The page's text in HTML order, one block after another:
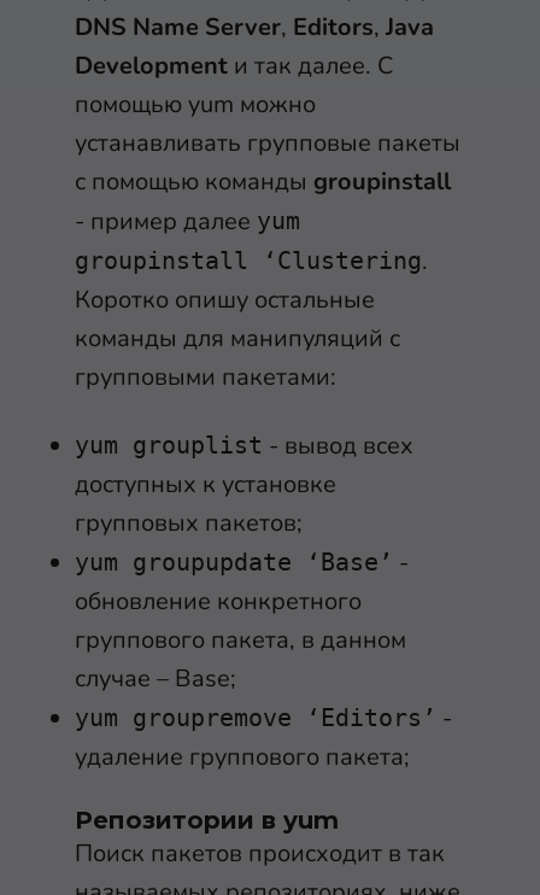
DNS Name Server, Editors, Java
Development и так далее. С
помощью yum можно
устанавливать групповые пакеты
с помощью команды groupinstall
- пример далее yum
groupinstall ‘Clustering.
Коротко опишу остальные
команды для манипуляций с
групповыми пакетами:
yum grouplist - вывод всех
доступных к установке
групповых пакетов;
yum groupupdate ‘Base’ -
обновление конкретного
группового пакета, в данном
случае – Base;
yum groupremove ‘Editors’ -
удаление группового пакета;
Репозитории в yum
Поиск пакетов происходит в так